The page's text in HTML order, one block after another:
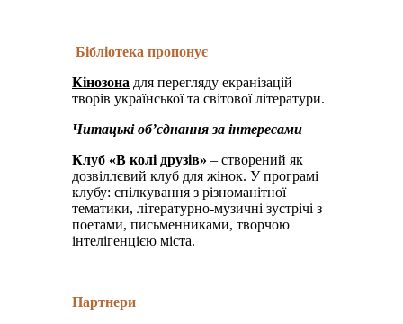
Бібліотека пропонує
Кінозона для перегляду екранізацій
творів української та світової літератури.
Читацькі об’єднання за інтересами
Клуб «В колі друзів» – створений як
дозвіллєвий клуб для жінок. У програмі
клубу: спілкування з різноманітної
тематики, літературно-музичні зустрічі з
поетами, письменниками, творчою
інтелігенцією міста.
Партнери